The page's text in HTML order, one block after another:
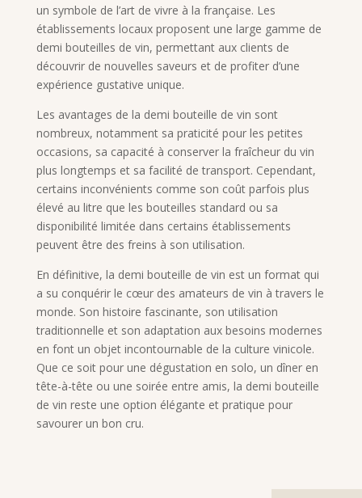
un symbole de l’art de vivre à la française. Les
établissements locaux proposent une large gamme de
demi bouteilles de vin, permettant aux clients de
découvrir de nouvelles saveurs et de profiter d’une
expérience gustative unique.
Les avantages de la demi bouteille de vin sont
nombreux, notamment sa praticité pour les petites
occasions, sa capacité à conserver la fraîcheur du vin
plus longtemps et sa facilité de transport. Cependant,
certains inconvénients comme son coût parfois plus
élevé au litre que les bouteilles standard ou sa
disponibilité limitée dans certains établissements
peuvent être des freins à son utilisation.
En définitive, la demi bouteille de vin est un format qui
a su conquérir le cœur des amateurs de vin à travers le
monde. Son histoire fascinante, son utilisation
traditionnelle et son adaptation aux besoins modernes
en font un objet incontournable de la culture vinicole.
Que ce soit pour une dégustation en solo, un dîner en
tête-à-tête ou une soirée entre amis, la demi bouteille
de vin reste une option élégante et pratique pour
savourer un bon cru.